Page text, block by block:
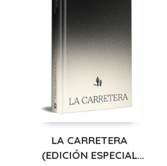
LA CARRETERA
(EDICIÓN ESPECIAL